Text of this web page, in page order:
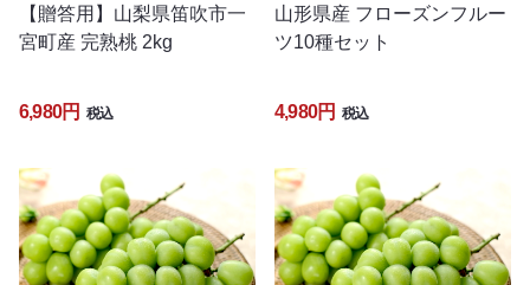
【贈答用】山梨県笛吹市一
宮町産 完熟桃 2kg
6,980円 税込
山形県産 フローズンフルー
ツ10種セット
4,980円 税込